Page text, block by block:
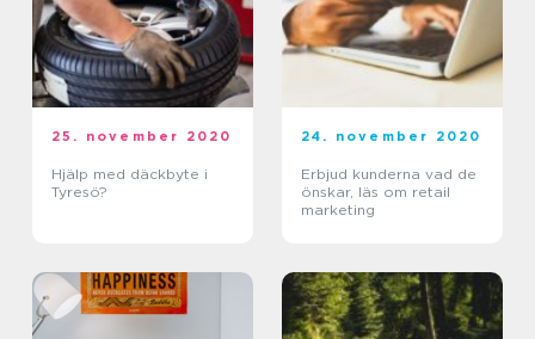
25. november 2020
Hjälp med däckbyte i
Tyresö?
24. november 2020
Erbjud kunderna vad de
önskar, läs om retail
marketing